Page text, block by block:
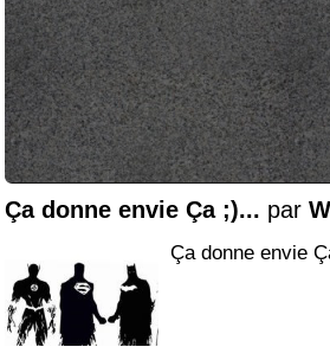
Ça donne envie Ça ;)... par
Ça donne envie